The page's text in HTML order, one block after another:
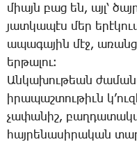
միայն բաց են, այլ՝
յատ­կա­պէս մեր
ա­պա­գա­յին մէջ,
եր­թա­լու։
Ան­կա­խու­թեան
ի­րա­պաշ­տու­թիւն
չա­փա­նիշ,
հայ­րե­նա­սի­րա­կան